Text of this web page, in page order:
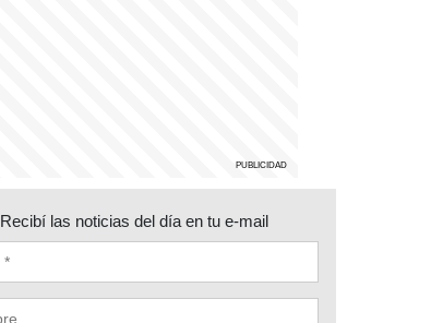
Recibí las noticias del día en tu e-mail